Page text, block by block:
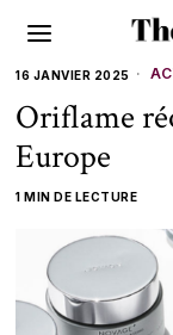
16 JANVIER 2025
Oriflame
Europe
1 MIN DE LECTURE